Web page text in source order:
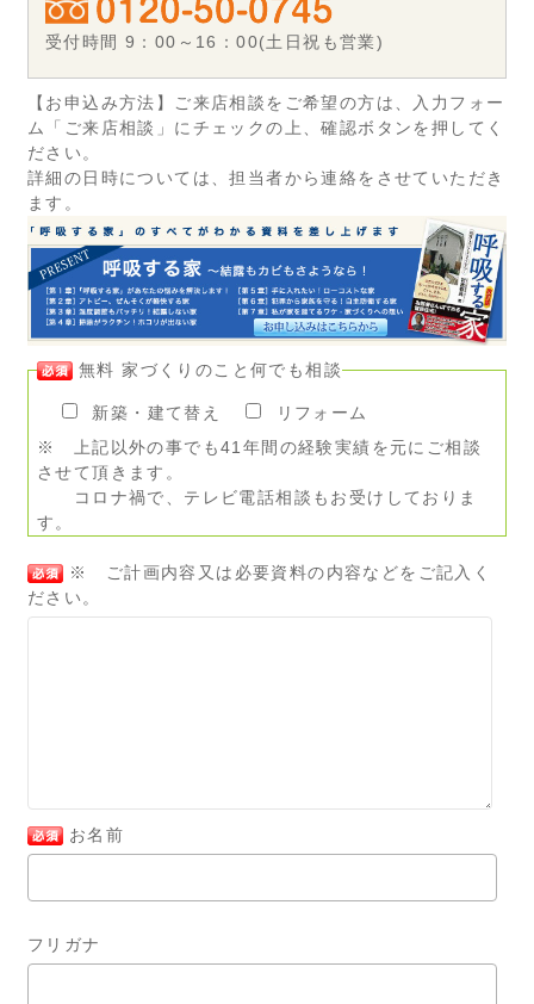
受付時間 9：00～16：00(土日祝も営業)
【お申込み方法】ご来店相談をご希望の方は、入力フォー
ム「ご来店相談」にチェックの上、確認ボタンを押してく
ださい。
詳細の日時については、担当者から連絡をさせていただき
ます。
無料 家づくりのこと何でも相談
新築・建て替え
リフォーム
※ 上記以外の事でも41年間の経験実績を元にご相談
させて頂きます。
コロナ禍で、テレビ電話相談もお受けしておりま
す。
※ ご計画内容又は必要資料の内容などをご記入く
ださい。
お名前
フリガナ